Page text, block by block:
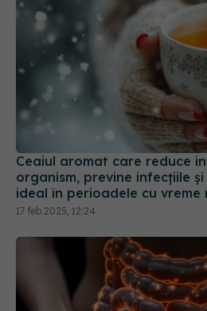
Ceaiul aromat care reduce
organism, previne infecțiile
ideal în perioadele cu vreme
17 feb 2025, 12:24